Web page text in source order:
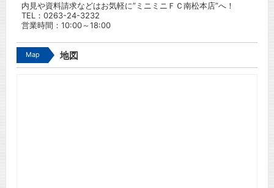
内見や資料請求などはお気軽に”ミニミニＦＣ南松本店”へ！
TEL： 0263-24-3232
営業時間：10:00～18:00
Map 地図